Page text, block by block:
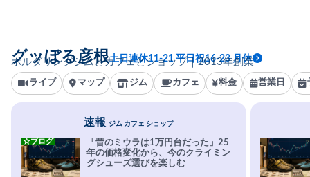
ボルダリングジムとカフェとショップ｜2013年創業
グッぼる彦根土日連休11-21 平日祝16-23 月休
ライブ マップ ジム カフェ 料金 営業日
速報 ジム カフェ ショップ
「昔のミウラは1万円台だった」25
年の価格変化から、今のクライミン
グシューズ選びを楽しむ
☆ブログ